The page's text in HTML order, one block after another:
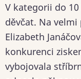
V kategorii do
děvčat. Na
Elizabeth
konkurenci
vybojovala